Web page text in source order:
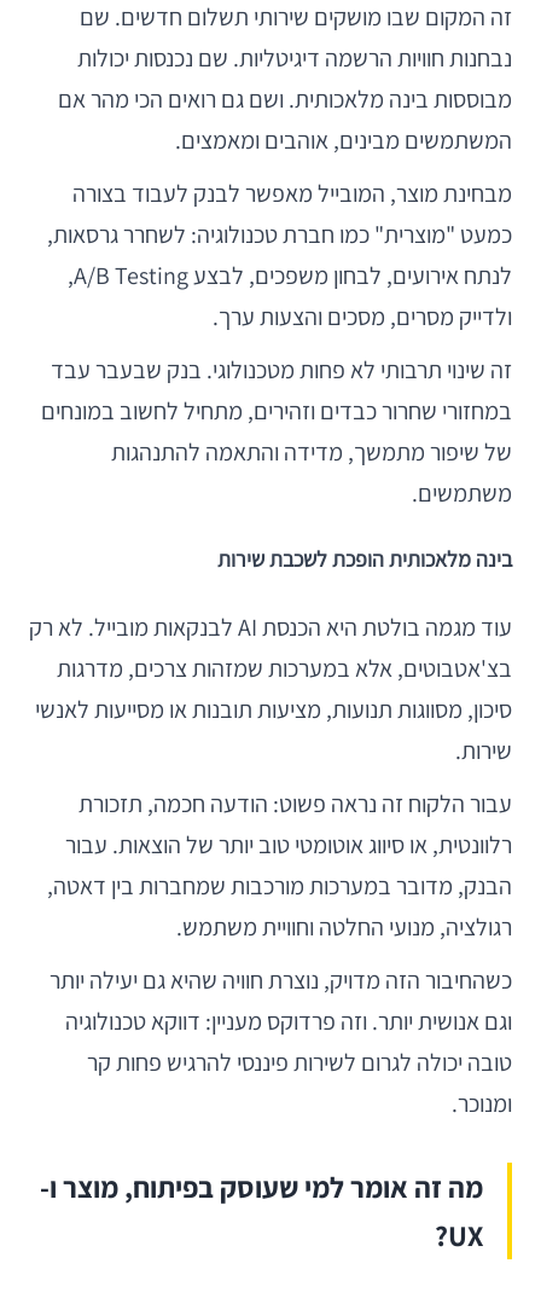
זה המקום שבו מושקים שירותי תשלום חדשים. שם
נבחנות חוויות הרשמה דיגיטליות. שם נכנסות יכולות
מבוססות בינה מלאכותית. ושם גם רואים הכי מהר אם
המשתמשים מבינים, אוהבים ומאמצים.
מבחינת מוצר, המובייל מאפשר לבנק לעבוד בצורה
כמעט "מוצרית" כמו חברת טכנולוגיה: לשחרר גרסאות,
לנתח אירועים, לבחון משפכים, לבצע A/B Testing,
ולדייק מסרים, מסכים והצעות ערך.
זה שינוי תרבותי לא פחות מטכנולוגי. בנק שבעבר עבד
במחזורי שחרור כבדים וזהירים, מתחיל לחשוב במונחים
של שיפור מתמשך, מדידה והתאמה להתנהגות
משתמשים.
בינה מלאכותית הופכת לשכבת שירות
עוד מגמה בולטת היא הכנסת AI לבנקאות מובייל. לא רק
בצ'אטבוטים, אלא במערכות שמזהות צרכים, מדרגות
סיכון, מסווגות תנועות, מציעות תובנות או מסייעות לאנשי
שירות.
עבור הלקוח זה נראה פשוט: הודעה חכמה, תזכורת
רלוונטית, או סיווג אוטומטי טוב יותר של הוצאות. עבור
הבנק, מדובר במערכות מורכבות שמחברות בין דאטה,
רגולציה, מנועי החלטה וחוויית משתמש.
כשהחיבור הזה מדויק, נוצרת חוויה שהיא גם יעילה יותר
וגם אנושית יותר. וזה פרדוקס מעניין: דווקא טכנולוגיה
טובה יכולה לגרום לשירות פיננסי להרגיש פחות קר
ומנוכר.
מה זה אומר למי שעוסק בפיתוח, מוצר ו-
UX?